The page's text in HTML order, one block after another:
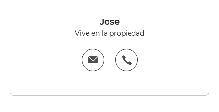
Jose
Vive en la propiedad